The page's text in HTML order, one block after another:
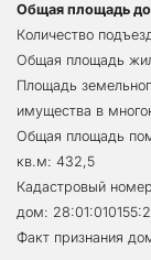
Общая площадь
Количество
Общая площадь
Площадь
имущества в
Общая площадь
кв.м: 432,5
Кадастровый
дом:
Факт признания